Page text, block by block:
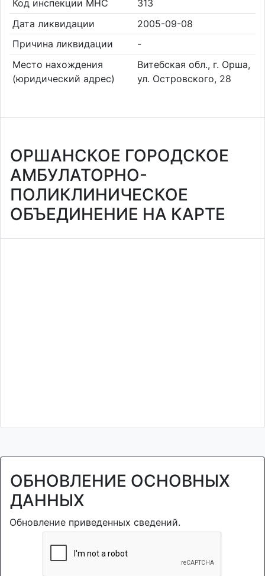
Код инспекции МНС
313
Дата ликвидации
2005-09-08
Причина ликвидации
-
Место нахождения
(юридический адрес)
Витебская обл., г. Орша,
ул. Островского, 28
ОРШАНСКОЕ ГОРОДСКОЕ
АМБУЛАТОРНО-
ПОЛИКЛИНИЧЕСКОЕ
ОБЪЕДИНЕНИЕ НА КАРТЕ
ОБНОВЛЕНИЕ ОСНОВНЫХ
ДАННЫХ
Обновление приведенных сведений.